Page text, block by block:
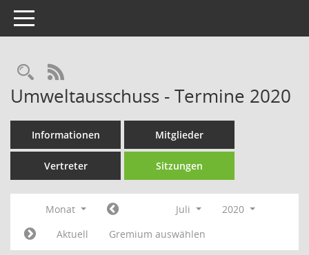
Toggle navigation
Rechercheauswahl
RSS-Feed
Umweltausschuss - Termine 2020
Informationen Mitglieder
Vertreter Sitzungen
Monat Juli
2020
Aktuell
Gremium auswählen